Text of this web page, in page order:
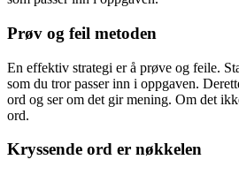
Prøv og feil metoden
En effektiv strategi er å prøve og feile.
som du tror passer inn i oppgaven.
ord og ser om det gir mening. Om det
ord.
Kryssende ord er nøkkelen